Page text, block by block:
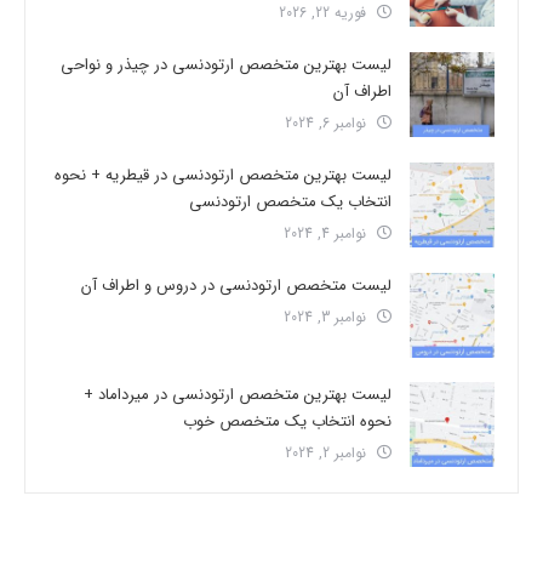
فوریه 22, 2026
لیست بهترین متخصص ارتودنسی در چیذر و نواحی
اطراف آن
نوامبر 6, 2024
لیست بهترین متخصص ارتودنسی در قیطریه + نحوه
انتخاب یک متخصص ارتودنسی
نوامبر 4, 2024
لیست متخصص ارتودنسی در دروس و اطراف آن
نوامبر 3, 2024
لیست بهترین متخصص ارتودنسی در میرداماد +
نحوه انتخاب یک متخصص خوب
نوامبر 2, 2024